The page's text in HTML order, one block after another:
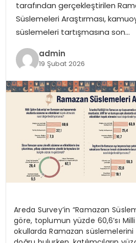
tarafından gerçekleştirilen
Süslemeleri Araştırması,
süslemeleri tartışmasına son…
admin
19 Şubat 2026
Areda Survey’in “Ramazan
göre, toplumun yüzde 60,6’sı Milli
okullarda Ramazan